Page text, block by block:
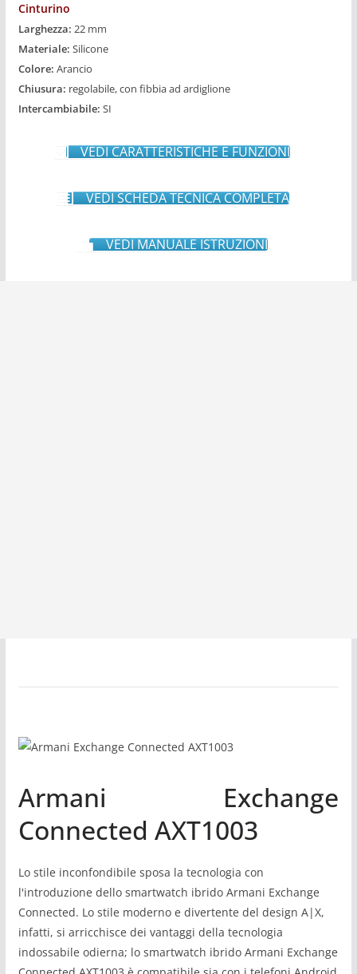
Cinturino
Larghezza: 22 mm
Materiale: Silicone
Colore: Arancio
Chiusura: regolabile, con fibbia ad ardiglione
Intercambiabile: SI
VEDI CARATTERISTICHE E FUNZIONI
VEDI SCHEDA TECNICA COMPLETA
VEDI MANUALE ISTRUZIONI
Armani Exchange
Connected AXT1003
Lo stile inconfondibile sposa la tecnologia con
l'introduzione dello smartwatch ibrido Armani Exchange
Connected. Lo stile moderno e divertente del design A|X,
infatti, si arricchisce dei vantaggi della tecnologia
indossabile odierna; lo smartwatch ibrido Armani Exchange